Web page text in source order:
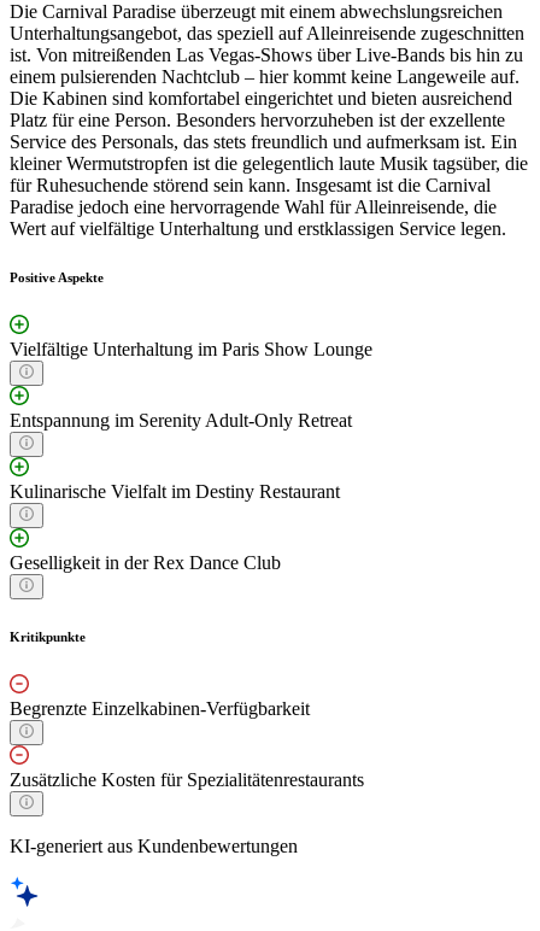
Die Carnival Paradise überzeugt mit einem abwechslungsreichen
Unterhaltungsangebot, das speziell auf Alleinreisende zugeschnitten
ist. Von mitreißenden Las Vegas-Shows über Live-Bands bis hin zu
einem pulsierenden Nachtclub – hier kommt keine Langeweile auf.
Die Kabinen sind komfortabel eingerichtet und bieten ausreichend
Platz für eine Person. Besonders hervorzuheben ist der exzellente
Service des Personals, das stets freundlich und aufmerksam ist. Ein
kleiner Wermutstropfen ist die gelegentlich laute Musik tagsüber, die
für Ruhesuchende störend sein kann. Insgesamt ist die Carnival
Paradise jedoch eine hervorragende Wahl für Alleinreisende, die
Wert auf vielfältige Unterhaltung und erstklassigen Service legen.
Positive Aspekte
Vielfältige Unterhaltung im Paris Show Lounge
Entspannung im Serenity Adult-Only Retreat
Kulinarische Vielfalt im Destiny Restaurant
Geselligkeit in der Rex Dance Club
Kritikpunkte
Begrenzte Einzelkabinen-Verfügbarkeit
Zusätzliche Kosten für Spezialitätenrestaurants
KI-generiert aus Kundenbewertungen